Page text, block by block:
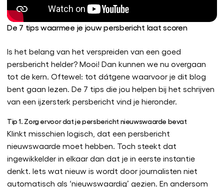
De 7 tips waarmee je jouw persbericht laat scoren
Is het belang van het verspreiden van een goed
persbericht helder? Mooi! Dan kunnen we nu overgaan
tot de kern. Oftewel: tot dátgene waarvoor je dit blog
bent gaan lezen. De 7 tips die jou helpen bij het schrijven
van een ijzersterk persbericht vind je hieronder.
Tip 1. Zorg ervoor dat je persbericht nieuwswaarde bevat
Klinkt misschien logisch, dat een persbericht
nieuwswaarde moet hebben. Toch steekt dat
ingewikkelder in elkaar dan dat je in eerste instantie
denkt. Iets wat nieuw is wordt door journalisten niet
automatisch als ‘nieuwswaardig’ gezien. En andersom